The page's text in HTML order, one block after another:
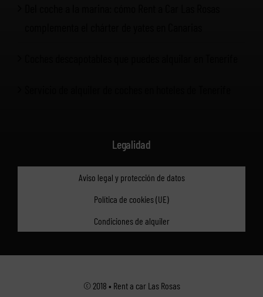
Legalidad
Aviso legal y protección de datos
Política de cookies (UE)
Condiciones de alquiler
© 2018 • Rent a car Las Rosas